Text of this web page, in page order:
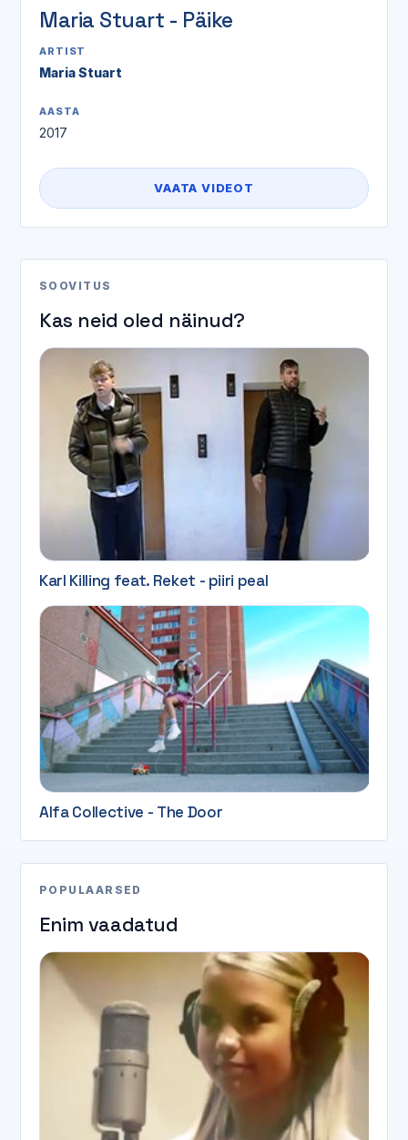
Maria Stuart - Päike
ARTIST
Maria Stuart
AASTA
2017
VAATA VIDEOT
SOOVITUS
Kas neid oled näinud?
Karl Killing feat. Reket - piiri peal
Alfa Collective - The Door
POPULAARSED
Enim vaadatud